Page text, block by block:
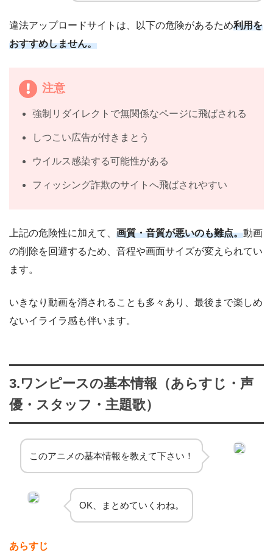
違法アップロードサイトは、以下の危険があるため利用を
おすすめしません。
注意
強制リダイレクトで無関係なページに飛ばされる
しつこい広告が付きまとう
ウイルス感染する可能性がある
フィッシング詐欺のサイトへ飛ばされやすい
上記の危険性に加えて、 画質・音質が悪いのも難点。動画
の削除を回避するため、音程や画面サイズが変えられてい
ます。
いきなり動画を消されることも多々あり、最後まで楽しめ
ないイライラ感も伴います。
3.ワンピースの基本情報（あらすじ・声
優・スタッフ・主題歌）
このアニメの基本情報を教えて下さい！
OK、まとめていくわね。
あらすじ